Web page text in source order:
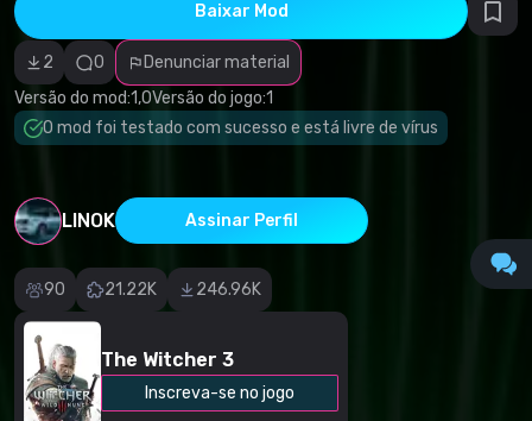
Baixar Mod
2 0
Denunciar material
Versão do mod:1,0Versão do jogo:1
O mod foi testado com sucesso e está livre de vírus
LINOK Assinar Perfil
90 21.22K 246.96K
The Witcher 3
Inscreva-se no jogo
incorreta
Software
malicioso/vírus
Conteúdo não
funcional
Descrição